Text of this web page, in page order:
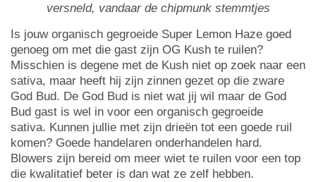
versneld, vandaar de chipmunk stemmtjes
Is jouw organisch gegroeide Super Lemon Haze goed
genoeg om met die gast zijn OG Kush te ruilen?
Misschien is degene met de Kush niet op zoek naar een
sativa, maar heeft hij zijn zinnen gezet op die zware
God Bud. De God Bud is niet wat jij wil maar de God
Bud gast is wel in voor een organisch gegroeide
sativa. Kunnen jullie met zijn drieën tot een goede ruil
komen? Goede handelaren onderhandelen hard.
Blowers zijn bereid om meer wiet te ruilen voor een top
die kwalitatief beter is dan wat ze zelf hebben.